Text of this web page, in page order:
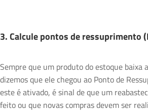
3. Calcule pontos de ressuprimento
Sempre que um produto do estoque baixa
dizemos que ele chegou ao Ponto de
este é ativado, é sinal de que um
feito ou que novas compras devem ser